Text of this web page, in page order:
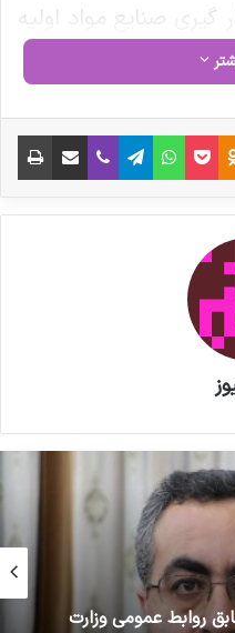
گیری صنایع مواد اولیه
بحث و تبادل
به فروش برسانند.
برای صنایع
اولیه نیز از محورهای
سندیکای تولید
دارویی، شیمیایی و
از روند تولید و
‫Odnoklassniki پاکت واتس آپ تلگرام وایبر اشتراک گذاری از طریق ایمیل